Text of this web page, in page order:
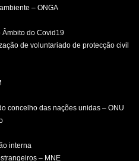
– ONGA
Âmbito do Covid19
de voluntariado de protecção civil
concelho das nações unidas – ONU
interna
– MNE